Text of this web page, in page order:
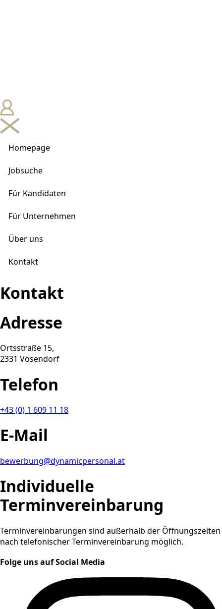
Homepage
Jobsuche
Für Kandidaten
Für Unternehmen
Über uns
Kontakt
Kontakt
Adresse
Ortsstraße 15,
2331 Vösendorf
Telefon
+43 (0) 1 609 11 18
E-Mail
bewerbung@dynamicpersonal.at
Individuelle
Terminvereinbarung
Terminvereinbarungen sind außerhalb der Öffnungszeiten
nach telefonischer Terminvereinbarung möglich.
Folge uns auf Social Media